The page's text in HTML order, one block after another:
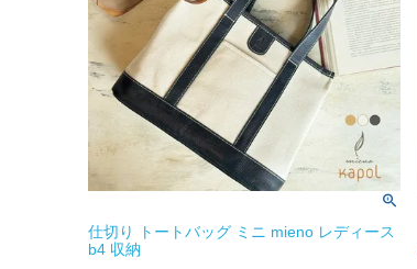
仕切り トートバッグ ミニ mieno レディース
b4 収納